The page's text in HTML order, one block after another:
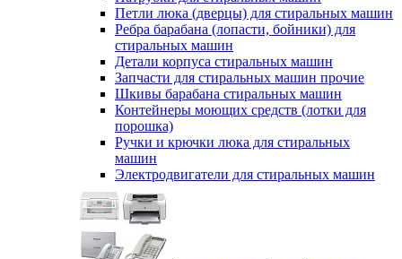
Петли люка (дверцы) для стиральных машин
Ребра барабана (лопасти, бойники) для
стиральных машин
Детали корпуса стиральных машин
Запчасти для стиральных машин прочие
Шкивы барабана стиральных машин
Контейнеры моющих средств (лотки для
порошка)
Ручки и крючки люка для стиральных
машин
Электродвигатели для стиральных машин